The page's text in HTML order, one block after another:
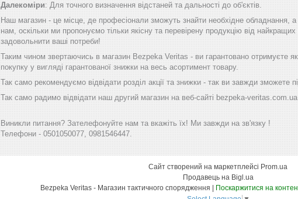
Далекоміри: Для точного визначення відстаней та дальності до об'єктів.
Наш магазин - це місце, де професіонали зможуть знайти необхідне
нам, оскільки ми пропонуємо тільки якісну та перевірену продукцію від
задовольнити ваші потреби!
Таким чином звертаючись в магазин Bezpeka Veritas - ви гарантовано отримуєте
покупку у вигляді гарантованої знижки на весь асортимент товару.
Так само рекомендуємо відвідати розділ акції та знижки - так ви завжди зможете
Так само радимо відвідати наш другий магазин на веб-сайті bezpeka-veritas.com.ua
Виникли питання? Зателефонуйте нам та вкажіть їх! Ми завжди на зв'язку !
Телефони - 0501050077, 0981546447.
Сайт створений на маркетплейсі Prom.ua
Продавець на Bigl.ua
Поскаржитися на